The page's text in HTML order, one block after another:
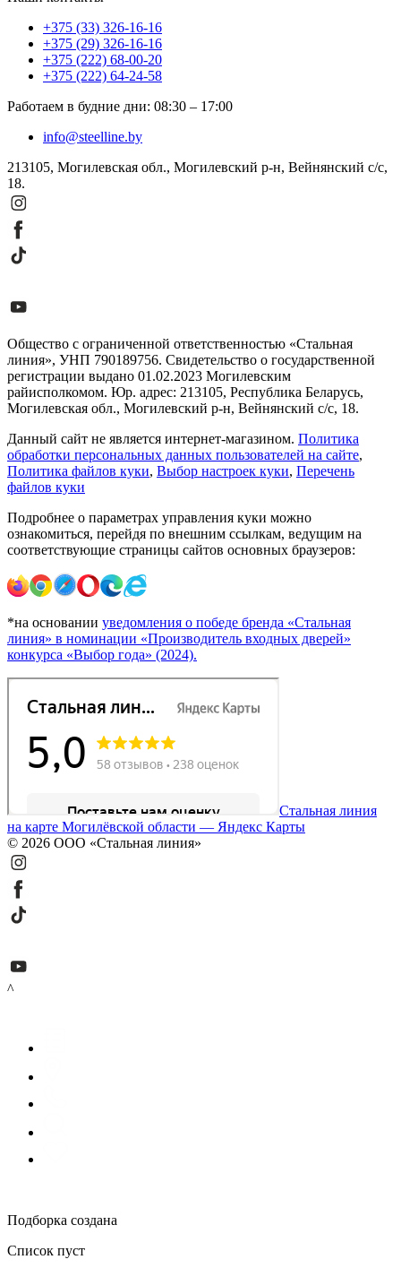
+375 (33) 326-16-16
+375 (29) 326-16-16
+375 (222) 68-00-20
+375 (222) 64-24-58
Работаем в будние дни: 08:30 – 17:00
info@steelline.by
213105, Могилевская обл., Могилевский р-н, Вейнянский с/с,
18.
Общество с ограниченной ответственностью «Стальная
линия», УНП 790189756. Свидетельство о государственной
регистрации выдано 01.02.2023 Могилевским
райисполкомом. Юр. адрес: 213105, Республика Беларусь,
Могилевская обл., Могилевский р-н, Вейнянский с/с, 18.
Данный сайт не является интернет-магазином. Политика
обработки персональных данных пользователей на сайте,
Политика файлов куки, Выбор настроек куки, Перечень
файлов куки
Подробнее о параметрах управления куки можно
ознакомиться, перейдя по внешним ссылкам, ведущим на
соответствующие страницы сайтов основных браузеров:
*на основании уведомления о победе бренда «Стальная
линия» в номинации «Производитель входных дверей»
конкурса «Выбор года» (2024).
Стальная линия
на карте Могилёвской области — Яндекс Карты
© 2026 ООО «Стальная линия»
^
Подборка создана
Список пуст